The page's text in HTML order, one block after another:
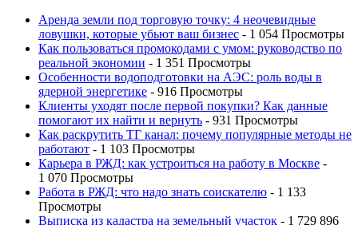
Аренда земли под торговую точку: 4 неочевидные
ловушки, которые убьют ваш бизнес - 1 054 Просмотры
Как пользоваться промокодами с умом: руководство по
реальной экономии - 1 351 Просмотры
Особенности водоподготовки на АЭС: роль воды в
ядерной энергетике - 916 Просмотры
Клиенты уходят после первой покупки? Как данные
помогают их найти и вернуть - 931 Просмотры
Как раскрутить ТГ канал: почему популярные методы не
работают - 1 103 Просмотры
Карьера в РЖД: как устроиться на работу в Москве -
1 070 Просмотры
Работа в РЖД: что надо знать соискателю - 1 133
Просмотры
Выписка из кадастра на земельный участок - 1 729 896